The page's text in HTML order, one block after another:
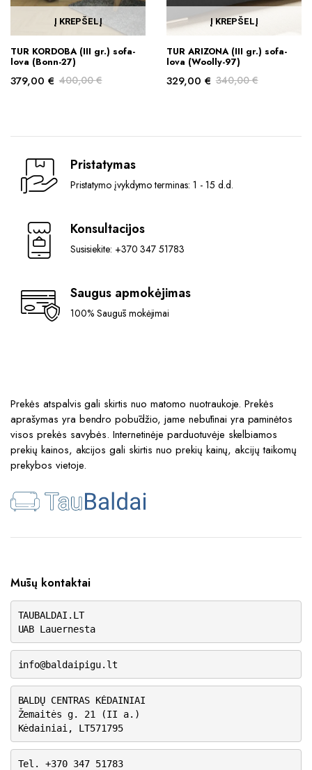
product
page
Į KREPŠELĮ
TUR KORDOBA (III gr.) sofa-
lova (Bonn-27)
400,00€
400,00 €.
379,00 €
379,00 €.
Į KREPŠELĮ
TUR ARIZONA (III gr.) sofa-
lova (Woolly-97)
340,00€
340,00 €.
329,00 €
329,00 €.
Pristatymas
Pristatymo įvykdymo terminas: 1 - 15 d.d.
Konsultacijos
Susisiekite: +370 347 51783
Saugus apmokėjimas
100% Saugūs mokėjimai
Prekės atspalvis gali skirtis nuo matomo nuotraukoje. Prekės
aprašymas yra bendro pobūdžio, jame nebūtinai yra paminėtos
visos prekės savybės. Internetinėje parduotuvėje skelbiamos
prekių kainos, akcijos gali skirtis nuo prekių kainų, akcijų taikomų
prekybos vietoje.
Mūsų kontaktai
TAUBALDAI.LT
UAB Lauernesta
info@baldaipigu.lt
BALDŲ CENTRAS KĖDAINIAI
Žemaitės g. 21 (II a.)
Kėdainiai, LT571795
Tel. +370 347 51783